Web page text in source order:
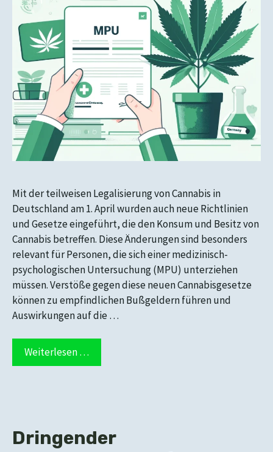
Mit der teilweisen Legalisierung von Cannabis in
Deutschland am 1. April wurden auch neue Richtlinien
und Gesetze eingeführt, die den Konsum und Besitz von
Cannabis betreffen. Diese Änderungen sind besonders
relevant für Personen, die sich einer medizinisch-
psychologischen Untersuchung (MPU) unterziehen
müssen. Verstöße gegen diese neuen Cannabisgesetze
können zu empfindlichen Bußgeldern führen und
Auswirkungen auf die …
Weiterlesen …
Dringender